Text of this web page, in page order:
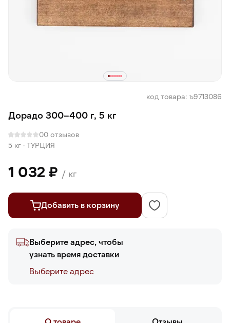
код товара: ъ9713086
Дорадо 300–400 г, 5 кг
00 отзывов
5 кг · ТУРЦИЯ
1 032 ₽ / кг
Добавить в корзину
Выберите адрес, чтобы
узнать время доставки
Выберите адреc